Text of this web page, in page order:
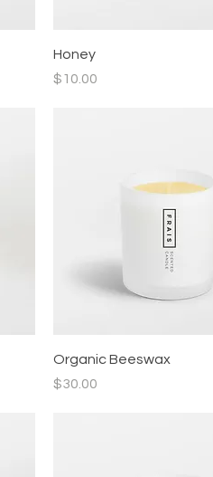
Honey
價格
$10.00
Organic Beeswax
價格
$30.00